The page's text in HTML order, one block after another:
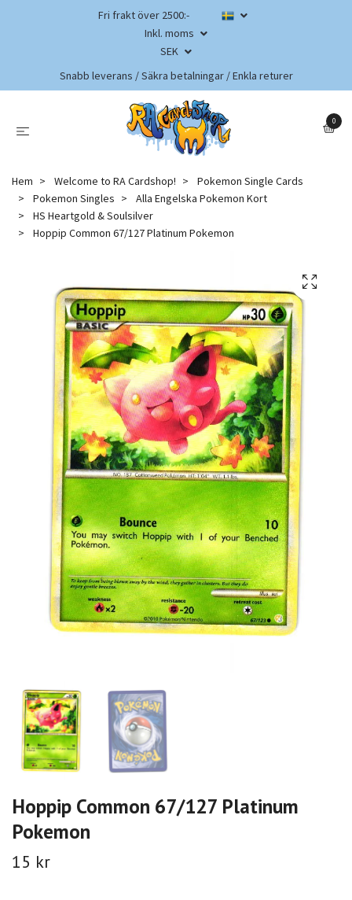
Fri frakt över 2500:-
Inkl. moms
SEK
Snabb leverans / Säkra betalningar / Enkla returer
0
Hem Welcome to RA Cardshop!
Pokemon Single Cards
Pokemon Singles
Alla Engelska Pokemon Kort
HS Heartgold & Soulsilver
Hoppip Common 67/127 Platinum Pokemon
Hoppip Common 67/127 Platinum
Pokemon
15 kr